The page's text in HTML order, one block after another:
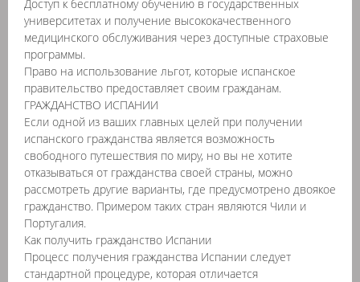
Доступ к бесплатному обучению в государственных
университетах и получение высококачественного
медицинского обслуживания через доступные страховые
программы.
Право на использование льгот, которые испанское
правительство предоставляет своим гражданам.
ГРАЖДАНСТВО ИСПАНИИ
Если одной из ваших главных целей при получении
испанского гражданства является возможность
свободного путешествия по миру, но вы не хотите
отказываться от гражданства своей страны, можно
рассмотреть другие варианты, где предусмотрено двоякое
гражданство. Примером таких стран являются Чили и
Португалия.
Как получить гражданство Испании
Процесс получения гражданства Испании следует
стандартной процедуре, которая отличается